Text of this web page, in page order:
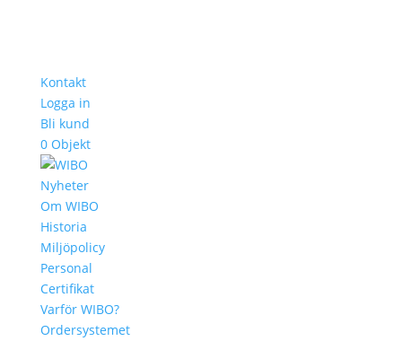
Kontakt
Logga in
Bli kund
0 Objekt
Nyheter
Om WIBO
Historia
Miljöpolicy
Personal
Certifikat
Varför WIBO?
Ordersystemet